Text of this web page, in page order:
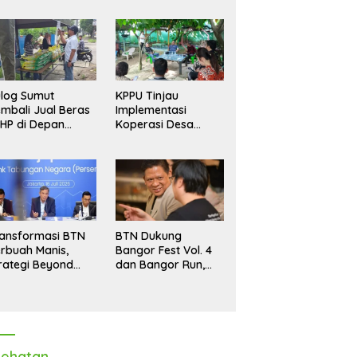
Sumut
Jual Beras
di Depan
Akhir Tahun
KPPU Tinjau
Implementasi
Koperasi Desa
BTN
Manis,
Beyond
BTN Dukung
Bangor Fest Vol. 4
dan Bangor Run,